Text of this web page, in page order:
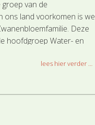
van de
ons land voorkomen is
Deze
hoofdgroep Water- en
lees hier verder ...